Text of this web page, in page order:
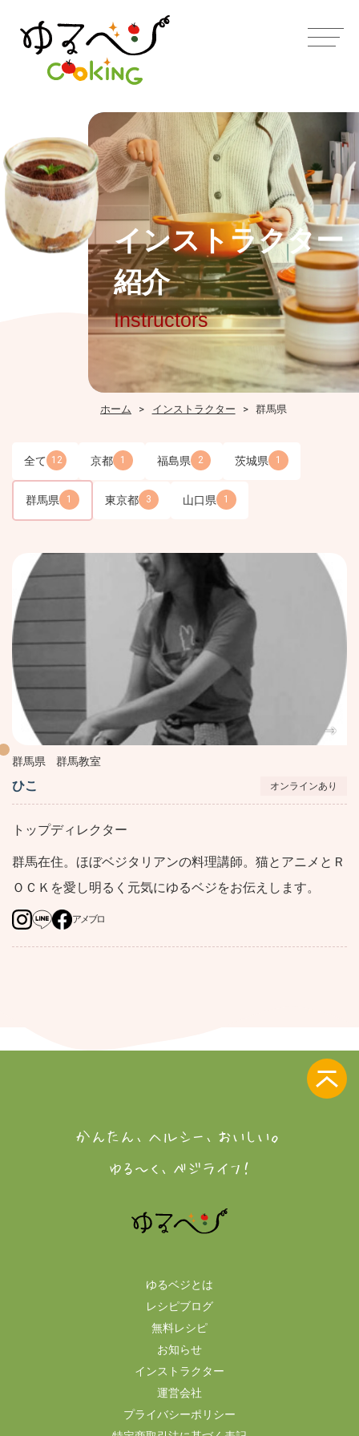
インストラクター
紹介
Instructors
ホーム インストラクター 群馬県
全て 12 京都 1 福島県 2 茨城県 1
群馬県 1 東京都 3 山口県 1
群馬県 群馬教室
ひこ オンラインあり
トップディレクター
群馬在住。ほぼベジタリアンの料理講師。猫とアニメとＲ
ＯＣＫを愛し明るく元気にゆるベジをお伝えします。
アメブロ
かんたん、ヘルシー、おいしい。
ゆる～く、ベジライフ！
ゆるベジとは
レシピブログ
無料レシピ
お知らせ
インストラクター
運営会社
プライバシーポリシー